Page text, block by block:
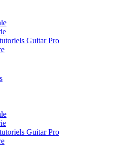
Guitar Pro
Guitar Pro